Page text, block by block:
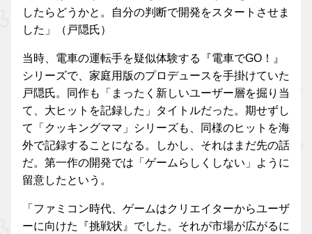
したらどうかと。自分の判断で開発をスタートさせま
した」（戸隠氏）
当時、電車の運転手を疑似体験する『電車でGO！』
シリーズで、家庭用版のプロデュースを手掛けていた
戸隠氏。同作も「まったく新しいユーザー層を掘り当
て、大ヒットを記録した」タイトルだった。期せずし
て「クッキングママ」シリーズも、同様のヒットを海
外で記録することになる。しかし、それはまだ先の話
だ。第一作の開発では「ゲームらしくしない」ように
留意したという。
「ファミコン時代、ゲームはクリエイターからユーザ
ーに向けた『挑戦状』でした。それが市場が広がるに